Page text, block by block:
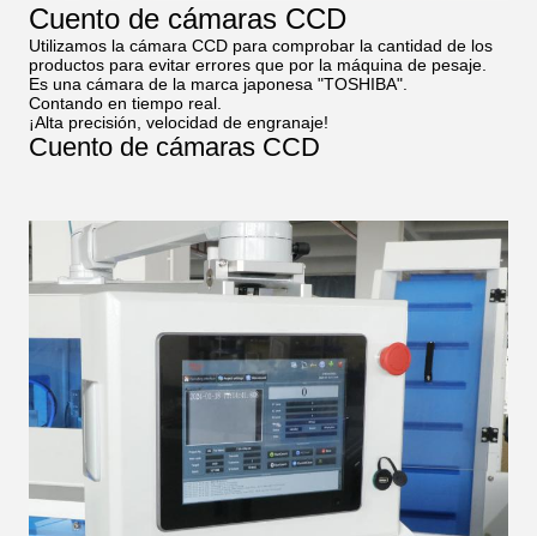
Cuento de cámaras CCD
Utilizamos la cámara CCD para comprobar la cantidad de los
productos para evitar errores que por la máquina de pesaje.
Es una cámara de la marca japonesa "TOSHIBA".
Contando en tiempo real.
¡Alta precisión, velocidad de engranaje!
Cuento de cámaras CCD